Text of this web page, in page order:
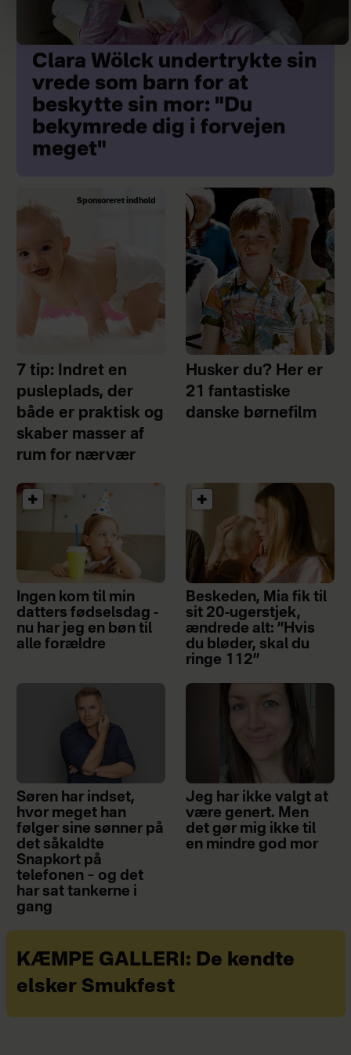
Clara Wölck undertrykte sin
vrede som barn for at
beskytte sin mor: "Du
bekymrede dig i forvejen
meget"
Sponsoreret indhold
7 tip: Indret en
pusleplads, der
både er praktisk og
skaber masser af
rum for nærvær
Husker du? Her er
21 fantastiske
danske børnefilm
Ingen kom til min
datters fødselsdag -
nu har jeg en bøn til
alle forældre
Beskeden, Mia fik til
sit 20-ugerstjek,
ændrede alt: ”Hvis
du bløder, skal du
ringe 112”
Søren har indset,
hvor meget han
følger sine sønner på
det såkaldte
Snapkort på
telefonen – og det
har sat tankerne i
gang
Jeg har ikke valgt at
være genert. Men
det gør mig ikke til
en mindre god mor
KÆMPE GALLERI: De kendte
elsker Smukfest